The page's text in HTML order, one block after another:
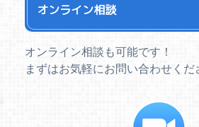
オンライン相談
オンライン相談も可能です！
まずはお気軽にお問い合わせくだ